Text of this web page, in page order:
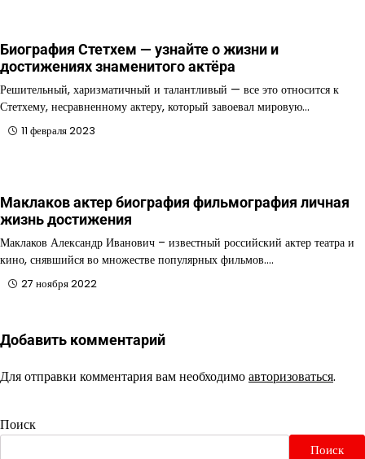
Биография Стетхем — узнайте о жизни и
достижениях знаменитого актёра
Решительный, харизматичный и талантливый — все это относится к
Стетхему, несравненному актеру, который завоевал мировую…
11 февраля 2023
Маклаков актер биография фильмография личная
жизнь достижения
Маклаков Александр Иванович – известный российский актер театра и
кино, снявшийся во множестве популярных фильмов.…
27 ноября 2022
Добавить комментарий
Для отправки комментария вам необходимоавторизоваться.
Поиск
Поиск